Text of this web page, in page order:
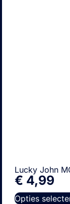
Lucky John
€ 4,99
Opties